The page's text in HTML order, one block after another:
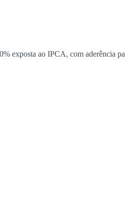
exposta ao IPCA, com